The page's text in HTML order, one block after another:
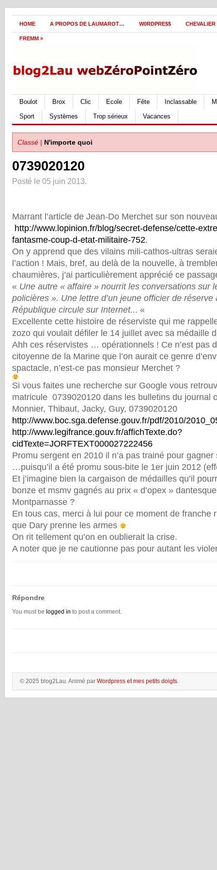
HOME A PROPOS DE LAUMAROT… W0RDPRE$$ CHEVALIER
FREMM »
Boulot Brox Clic Ecole Fête Inclassable
Sport
Systèmes Trop sérieux Vacances
Classé | N'importe quoi
0739020120
Posté le 05 juin 2013.
Marrant l’article de Jean-Do Merchet sur son
http://www.lopinion.fr/blog/secret-defense/cette-
fantasme-coup-d-etat-militaire-752.
On y apprend que des vilains mili-cathos-ultras
l’action ! Mais, bref, au delà de la nouvelle, à
chaumières, j’ai particulièrement apprécié ce
« Une autre « affaire » nourrit les conversations sur
policières ». Une lettre d’un jeune officier de
République circule sur Internet... «
Excellente cette histoire de réserviste qui me
zozo qui voulait défiler le 14 juillet avec sa médaille
Ahh ces réservistes … opérationnels ! Ce n’est pas
citoyenne de la Marine que l’on aurait ce genre
spactacle, n’est-ce pas monsieur Merchet ?
Si vous faites une recherche sur Google vous
matricule 0739020120 dans les bulletins du journal
Monnier, Thibaut, Jacky, Guy, 0739020120
http://www.boc.sga.defense.gouv.fr/pdf/2010/
http://www.legifrance.gouv.fr/affichTexte.do?
cidTexte=JORFTEXT000027222456
Promu sergent en 2010 il n’a pas trainé pour gagner
…puisqu’il a été promu sous-bite le 1er juin 2012
Et j’imagine bien la cargaison de médailles qu’il
bonze et msmv gagnés au prix « d’opex »
Montparnasse ?
En tous cas, merci à lui pour ce moment de franche
que Dary prenne les armes
On rit tellement qu’on en oublierait la crise.
A noter que je ne cautionne pas pour autant les
Répondre
You must be logged in to post a comment.
© 2025 blog2Lau. Animé par Wordpress et mes petits doigts.